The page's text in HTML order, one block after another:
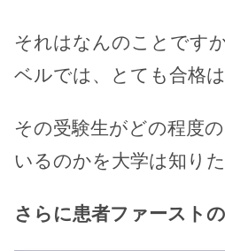
それはなんのことです
ベルでは、とても合格
その受験生がどの程度
いるのかを大学は知りた
さらに患者ファースト